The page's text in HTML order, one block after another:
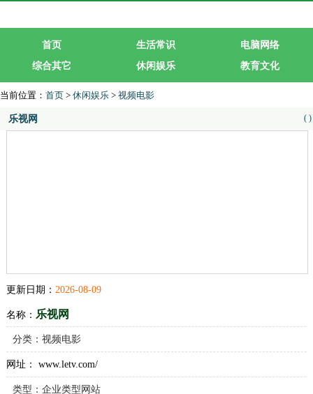
首页 生活常识
电脑网络
综合其它
休闲娱乐
教育文化
当前位置： 首页 > 休闲娱乐 > 视频电影
乐视网 ( )
更新日期： 2026-08-09
名称： 乐视网
分类： 视频电影
网址： www.letv.com/
类型：企业类型网站